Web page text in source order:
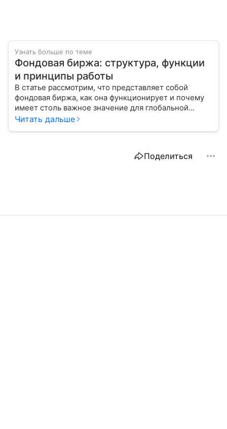
Узнать больше по теме
Фондовая биржа: структура, функции
и принципы работы
В статье рассмотрим, что представляет собой
фондовая биржа, как она функционирует и почему
имеет столь важное значение для глобальной
экономики.
Читать дальше
Поделиться